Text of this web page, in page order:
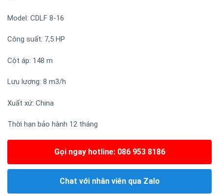
Model: CDLF 8-16
Công suất: 7,5 HP
Cột áp: 148 m
Lưu lượng: 8 m3/h
Xuất xứ: China
Thời hạn bảo hành 12 tháng
Gọi ngay hotline: 086 953 8186
Chat với nhân viên qua Zalo